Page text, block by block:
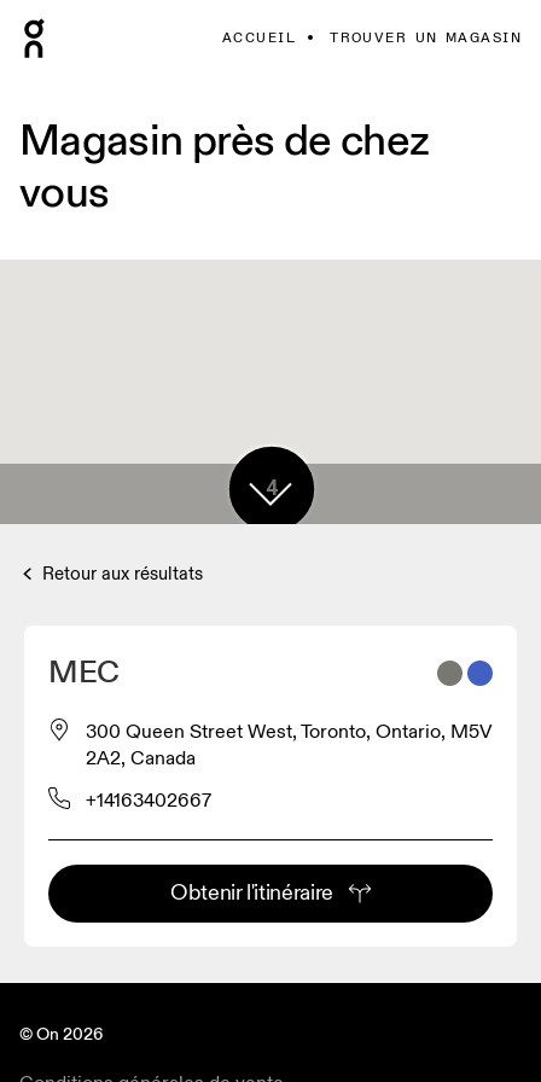
ACCUEIL TROUVER UN MAGASIN
Magasin près de chez
vous
4
Retour aux résultats
MEC
300 Queen Street West, Toronto, Ontario, M5V
2A2, Canada
+14163402667
Obtenir l'itinéraire
© On 2026